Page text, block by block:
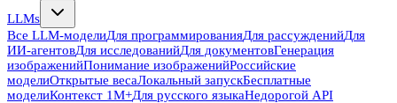
LLMs
Все LLM-моделиДля программированияДля рассужденийДля
ИИ-агентовДля исследованийДля документовГенерация
изображенийПонимание изображенийРоссийские
моделиОткрытые весаЛокальный запускБесплатные
моделиКонтекст 1M+Для русского языкаНедорогой API